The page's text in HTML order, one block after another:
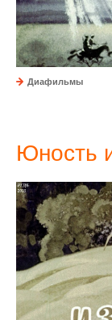
Диафильмы
Юность